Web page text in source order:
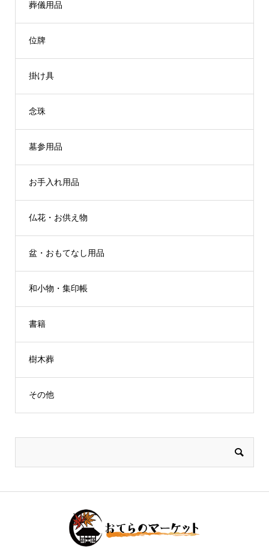
葬儀用品
位牌
掛け具
念珠
墓参用品
お手入れ用品
仏花・お供え物
盆・おもてなし用品
和小物・集印帳
書籍
樹木葬
その他